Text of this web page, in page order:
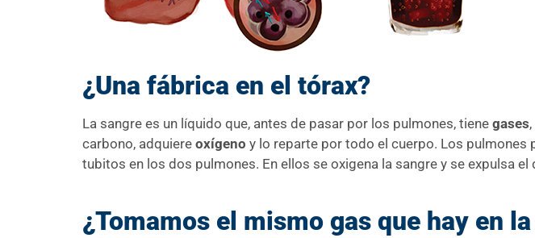
¿Una fábrica en el tórax?
La sangre es un líquido que, antes de pasar por los pulmones, tiene gases
carbono, adquiere oxígeno y lo reparte por todo el cuerpo. Los
tubitos en los dos pulmones. En ellos se oxigena la sangre y se expulsa
¿Tomamos el mismo gas que hay en